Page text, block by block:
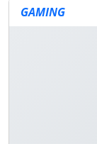
GAMING